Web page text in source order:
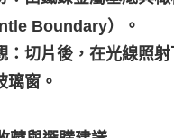
Boundary）。
：切片後，在光線照
璃窗。